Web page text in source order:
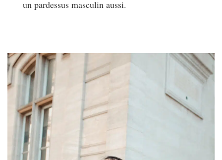
un pardessus masculin aussi.